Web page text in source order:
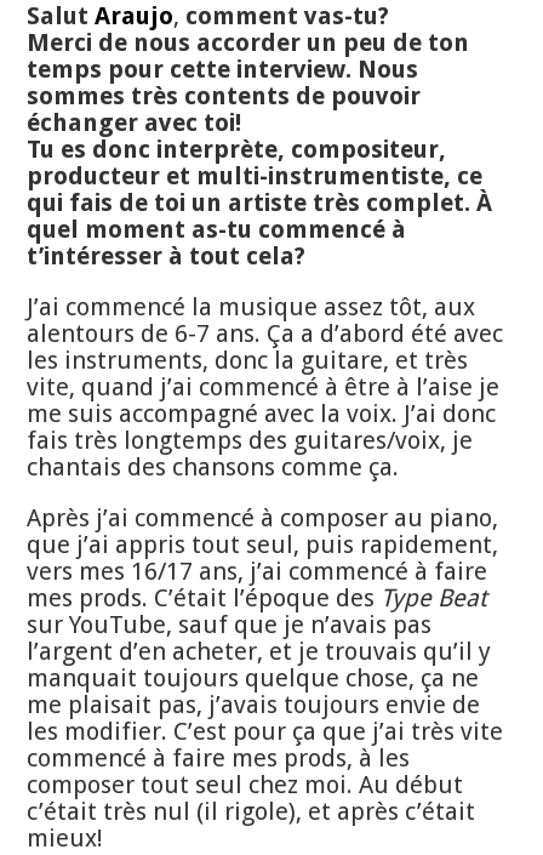
SalutAraujo, comment vas-tu?
Merci de nous accorder un peu de ton
temps pour cette interview. Nous
sommes très contents de pouvoir
échanger avec toi!
Tu es donc interprète, compositeur,
producteur et multi-instrumentiste, ce
qui fais de toi un artiste très complet. À
quel moment as-tu commencé à
t’intéresser à tout cela?
J’ai commencé la musique assez tôt, aux
alentours de 6-7 ans. Ça a d’abord été avec
les instruments, donc la guitare, et très
vite, quand j’ai commencé à être à l’aise je
me suis accompagné avec la voix. J’ai donc
fais très longtemps des guitares/voix, je
chantais des chansons comme ça.
Après j’ai commencé à composer au piano,
que j’ai appris tout seul, puis rapidement,
vers mes 16/17 ans, j’ai commencé à faire
mes prods. C’était l’époque des Type Beat
sur YouTube, sauf que je n’avais pas
l’argent d’en acheter, et je trouvais qu’il y
manquait toujours quelque chose, ça ne
me plaisait pas, j’avais toujours envie de
les modifier. C’est pour ça que j’ai très vite
commencé à faire mes prods, à les
composer tout seul chez moi. Au début
c’était très nul (il rigole), et après c’était
mieux!